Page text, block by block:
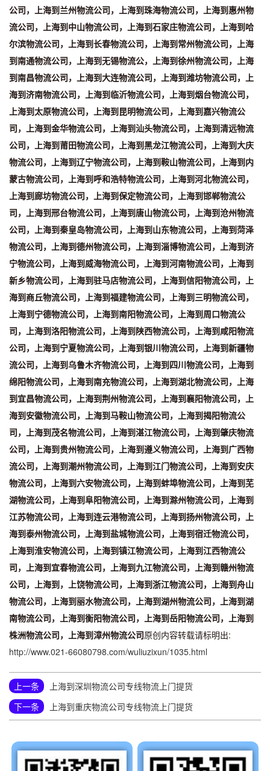
公司，上海到兰州物流公司，上海到珠海物流公司，上海到惠州物
流公司，上海到中山物流公司，上海到石家庄物流公司，上海到哈
尔滨物流公司，上海到长春物流公司，上海到常州物流公司，上海
到南通物流公司，上海到无锡物流公，上海到徐州物流公司，上海
到南昌物流公司，上海到大连物流公司，上海到潍坊物流公司，上
海到济南物流公司，上海到临沂物流公司，上海到烟台物流公司，
上海到太原物流公司，上海到昆明物流公司，上海到嘉兴物流公
司，上海到金华物流公司，上海到汕头物流公司，上海到清远物流
公司，上海到莆田物流公司，上海到黑龙江物流公司，上海到大庆
物流公司，上海到辽宁物流公司，上海到鞍山物流公司，上海到内
蒙古物流公司，上海到呼和浩特物流公司，上海到河北物流公司，
上海到廊坊物流公司，上海到保定物流公司，上海到邯郸物流公
司，上海到邢台物流公司，上海到唐山物流公司，上海到沧州物流
公司，上海到秦皇岛物流公司，上海到山东物流公司，上海到菏泽
物流公司，上海到德州物流公司，上海到淄博物流公司，上海到济
宁物流公司，上海到威海物流公司，上海到河南物流公司，上海到
新乡物流公司，上海到驻马店物流公司，上海到信阳物流公司，上
海到商丘物流公司，上海到福建物流公司，上海到三明物流公司，
上海到宁德物流公司，上海到南阳物流公司，上海到周口物流公
司，上海到洛阳物流公司，上海到陕西物流公司，上海到咸阳物流
公司，上海到宁夏物流公司，上海到银川物流公司，上海到新疆物
流公司，上海到乌鲁木齐物流公司，上海到四川物流公司，上海到
绵阳物流公司，上海到南充物流公司，上海到湖北物流公司，上海
到宜昌物流公司，上海到荆州物流公司，上海到襄阳物流公司，上
海到安徽物流公司，上海到马鞍山物流公司，上海到揭阳物流公
司，上海到茂名物流公司，上海到湛江物流公司，上海到肇庆物流
公司，上海到贵州物流公司，上海到遵义物流公司，上海到广西物
流公司，上海到潮州物流公司，上海到江门物流公司，上海到安庆
物流公司，上海到六安物流公司，上海到蚌埠物流公司，上海到芜
湖物流公司，上海到阜阳物流公司，上海到滁州物流公司，上海到
江苏物流公司，上海到连云港物流公司，上海到扬州物流公司，上
海到泰州物流公司，上海到盐城物流公司，上海到宿迁物流公司，
上海到淮安物流公司，上海到镇江物流公司，上海到江西物流公
司，上海到宜春物流公司，上海到九江物流公司，上海到赣州物流
公司，上海到，上饶物流公司，上海到浙江物流公司，上海到舟山
物流公司，上海到丽水物流公司，上海到湖州物流公司，上海到湖
南物流公司，上海到衡阳物流公司，上海到岳阳物流公司，上海到
株洲物流公司，上海到漳州物流公司原创内容转载请标明出:
http://www.021-66080798.com/wuliuzixun/1035.html
上一条
上海到深圳物流公司专线物流上门提货
下一条
上海到重庆物流公司专线物流上门提货